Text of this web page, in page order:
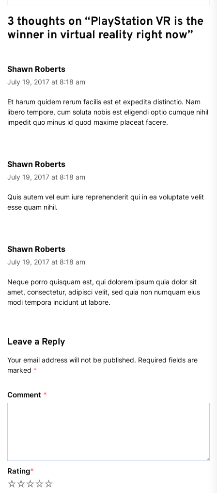
3 thoughts on “PlayStation VR is the
winner in virtual reality right now”
Shawn Roberts
July 19, 2017 at 8:18 am
Et harum quidem rerum facilis est et expedita distinctio. Nam
libero tempore, cum soluta nobis est eligendi optio cumque nihil
impedit quo minus id quod maxime placeat facere.
Shawn Roberts
July 19, 2017 at 8:18 am
Quis autem vel eum iure reprehenderit qui in ea voluptate velit
esse quam nihil.
Shawn Roberts
July 19, 2017 at 8:18 am
Neque porro quisquam est, qui dolorem ipsum quia dolor sit
amet, consectetur, adipisci velit, sed quia non numquam eius
modi tempora incidunt ut labore.
Leave a Reply
Your email address will not be published. Required fields are
marked *
Comment *
Rating*
5
4
3
2